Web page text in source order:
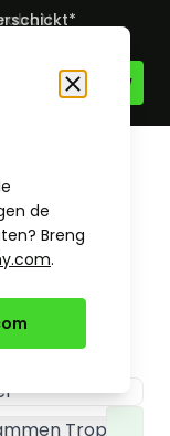
View larger
Schließen
de
Breng
.